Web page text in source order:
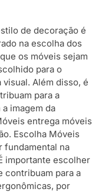
de decoração é
na escolha dos
os móveis sejam
para o
Além disso, é
para a
imagem da
entrega móveis
Escolha Móveis
fundamental na
importante escolher
contribuam para a
por